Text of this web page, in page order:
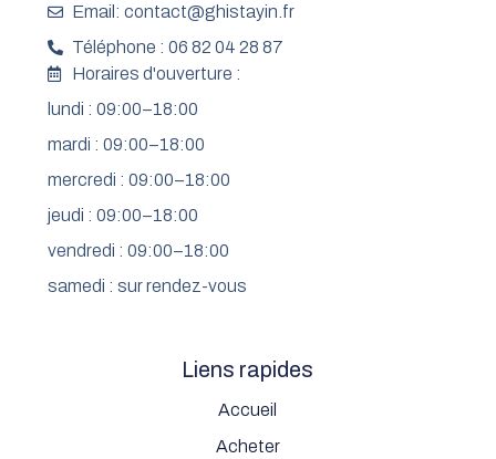
Liens rapides
Accueil
Acheter
Email: contact@ghistayin.fr
Téléphone : 06 82 04 28 87
Horaires d'ouverture :
lundi : 09:00–18:00
mardi : 09:00–18:00
mercredi : 09:00–18:00
jeudi : 09:00–18:00
vendredi : 09:00–18:00
samedi : sur rendez-vous